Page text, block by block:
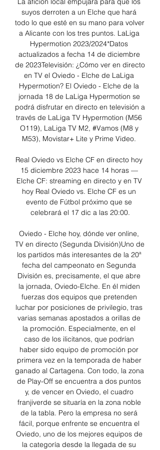
suyos derroten a un Elche que hará
todo lo que esté en su mano para volver
a Alicante con los tres puntos. LaLiga
Hypermotion 2023/2024*Datos
actualizados a fecha 14 de diciembre
de 2023Televisión: ¿Cómo ver en directo
en TV el Oviedo - Elche de LaLiga
Hypermotion? El Oviedo - Elche de la
jornada 18 de LaLiga Hypermotion se
podrá disfrutar en directo en televisión a
través de LaLiga TV Hypermotion (M56
O119), LaLiga TV M2, #Vamos (M8 y
M53), Movistar+ Lite y Prime Video.
Real Oviedo vs Elche CF en directo hoy
15 diciembre 2023 hace 14 horas —
Elche CF: streaming en directo y en TV
hoy Real Oviedo vs. Elche CF es un
evento de Fútbol próximo que se
celebrará el 17 dic a las 20:00.
Oviedo - Elche hoy, dónde ver online,
TV en directo (Segunda División)Uno de
los partidos más interesantes de la 20ª
fecha del campeonato en Segunda
División es, precisamente, el que abre
la jornada, Oviedo-Elche. En él miden
fuerzas dos equipos que pretenden
luchar por posiciones de privilegio, tras
varias semanas apostados a orillas de
la promoción. Especialmente, en el
caso de los ilicitanos, que podrían
haber sido equipo de promoción por
primera vez en la temporada de haber
ganado al Cartagena. Con todo, la zona
de Play-Off se encuentra a dos puntos
y, de vencer en Oviedo, el cuadro
franjiverde se situaría en la zona noble
de la tabla. Pero la empresa no será
fácil, porque enfrente se encuentra el
Oviedo, uno de los mejores equipos de
la categoría desde la llegada de su